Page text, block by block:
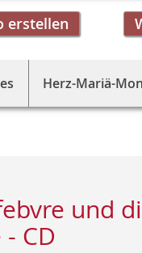
erstellen
Herz-Mariä-
und
CD